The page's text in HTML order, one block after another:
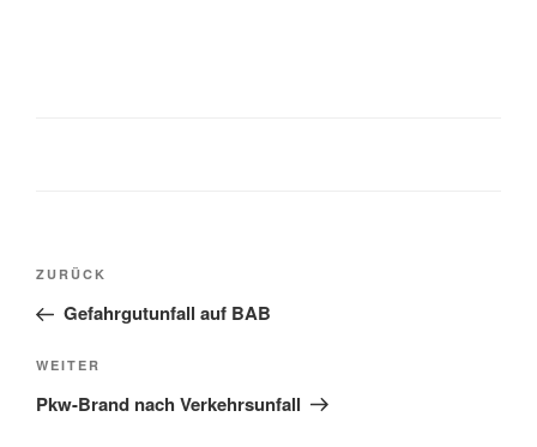
ZURÜCK
Gefahrgutunfall auf BAB
WEITER
Pkw-Brand nach Verkehrsunfall